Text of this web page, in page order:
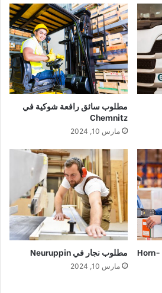
مطلوب سائق رافعة شوكية في
Chemnitz
مارس 10, 2024
مطلوب موظف مستودع في Horn-
مطلوب نجار في Neuruppin
مارس 10, 2024